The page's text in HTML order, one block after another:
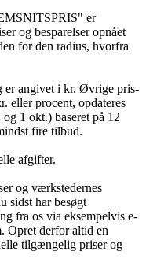
er
og besparelser opnået
for den radius, hvorfra
er angivet i kr. Øvrige pris-
eller procent, opdateres
1 okt.) baseret på 12
fire tilbud.
afgifter.
og værkstedernes
sidst har besøgt
fra os via eksempelvis e-
Opret derfor altid en
tilgængelig priser og